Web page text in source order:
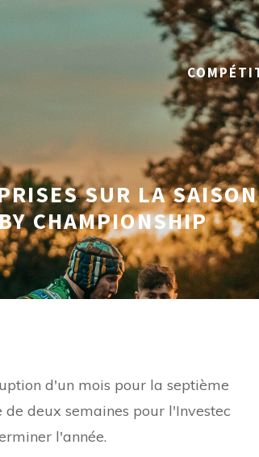
SUR LA
CHAMPIONSHIP
d'un mois pour la septième
deux semaines pour l'Investec
l'année.